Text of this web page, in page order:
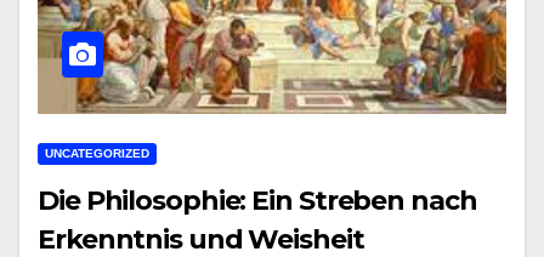
UNCATEGORIZED
Die Philosophie: Ein Streben nach
Erkenntnis und Weisheit